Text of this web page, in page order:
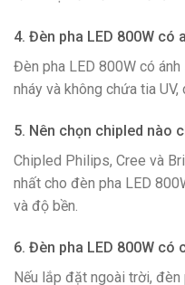
4. Đèn pha LED 800W có
Đèn pha LED 800W có
nháy và không chứa tia
5. Nên chọn chipled nào
Chipled Philips, Cree và
nhất cho đèn pha LED
và độ bền.
6. Đèn pha LED 800W có
Nếu lắp đặt ngoài trời, đèn